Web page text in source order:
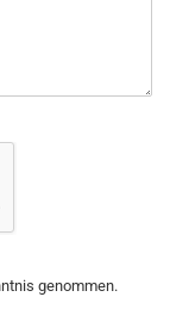
genommen.